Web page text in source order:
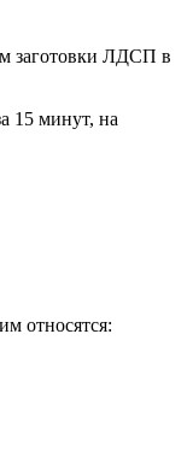
заготовки ЛДСП в
15 минут, на
относятся: